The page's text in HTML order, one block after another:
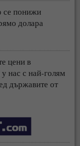
се понижи
долара
цени в
нас с най-голям
държавите от